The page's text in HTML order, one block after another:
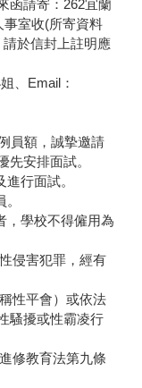
函請寄：262宜蘭
事室收(所寄資料
於信封上註明應
、Email：
員額，誠摯邀請
先安排面試。
行面試。
，學校不得僱用為
侵害犯罪，經有
性平會）或依法
騷擾或性霸凌行
修教育法第九條